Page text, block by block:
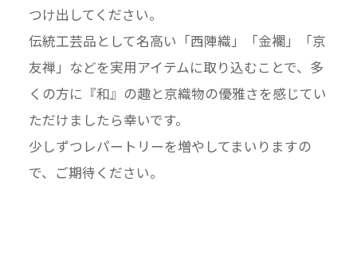
つけ出してください。
伝統工芸品として名高い「西陣織」「金襴」「京
友禅」などを実用アイテムに取り込むことで、多
くの方に『和』の趣と京織物の優雅さを感じてい
ただけましたら幸いです。
少しずつレパートリーを増やしてまいりますの
で、ご期待ください。